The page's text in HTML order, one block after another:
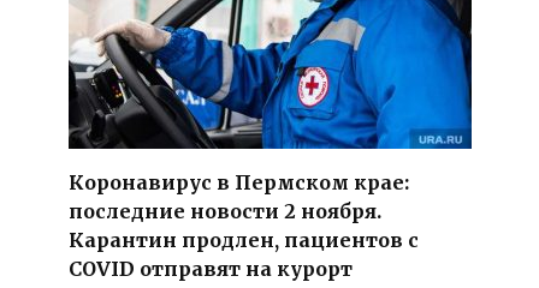
Коронавирус в Пермском крае:
последние новости 2 ноября.
Карантин продлен, пациентов с
COVID отправят на курорт